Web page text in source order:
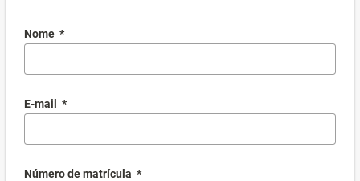
Nome *
E-mail *
Número de matrícula *